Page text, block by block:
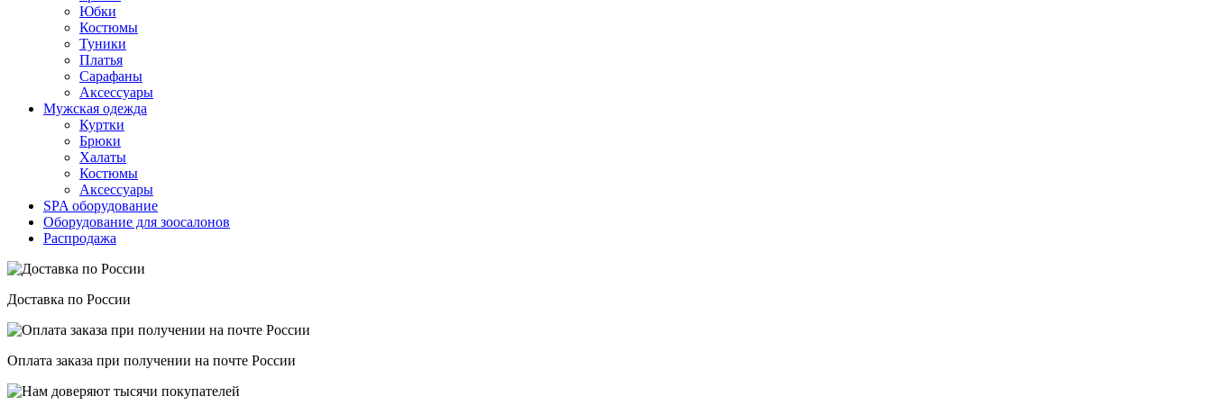
Юбки
Костюмы
Туники
Платья
Сарафаны
Аксессуары
Мужская одежда
Куртки
Брюки
Халаты
Костюмы
Аксессуары
SPA оборудование
Оборудование для зоосалонов
Распродажа
Доставка по России
Оплата заказа при получении на почте России